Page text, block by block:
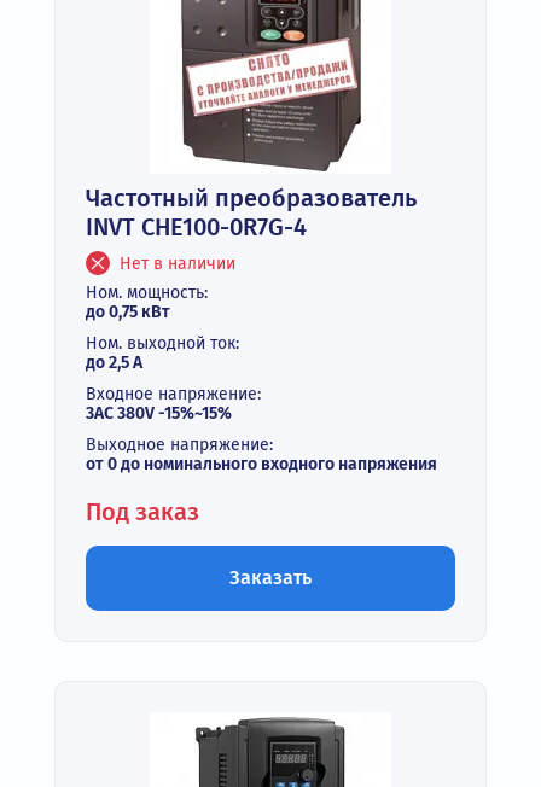
Частотный преобразователь
INVT CHE100-0R7G-4
Нет в наличии
Ном. мощность:
до 0,75 кВт
Ном. выходной ток:
до 2,5 А
Входное напряжение:
3AC 380V -15%~15%
Выходное напряжение:
от 0 до номинального входного напряжения
Под заказ
Заказать